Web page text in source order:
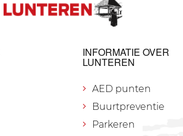
INFORMATIE OVER
LUNTEREN
AED punten
Buurtpreventie
Parkeren